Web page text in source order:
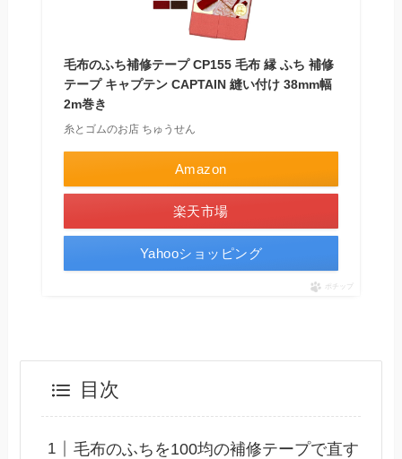
毛布のふち補修テープ CP155 毛布 縁 ふち 補修
テープ キャプテン CAPTAIN 縫い付け 38mm幅
2m巻き
糸とゴムのお店 ちゅうせん
Amazon
楽天市場
Yahooショッピング
ポチップ
目次
毛布のふちを100均の補修テープで直す